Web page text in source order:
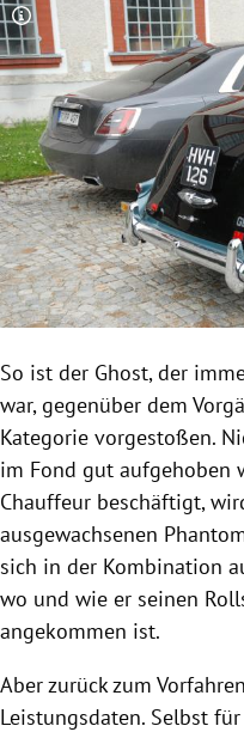
Copyright-Hinweis
So ist der Ghost, der
war, gegenüber dem
Kategorie vorgestoßen.
im Fond gut aufgehoben
Chauffeur beschäftigt,
ausgewachsenen
sich in der Kombination
wo und wie er seinen
angekommen ist.
Aber zurück zum
Leistungsdaten. Selbst